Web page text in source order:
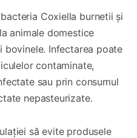
Coxiella burnetii și
animale domestice
bovinele. Infectarea poate
contaminate,
sau prin consumul
nepasteurizate.
să evite produsele